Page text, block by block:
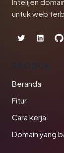
Intelijen
untuk web
PRODUK
Beranda
Fitur
Cara kerja
Domain yang